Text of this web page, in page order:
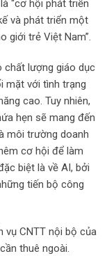
“cơ hội phát triển
và phát triển một
giới trẻ Việt Nam”.
chất lượng giáo dục
mặt với tình trạng
cao. Tuy nhiên,
hẹn sẽ mang đến
môi trường doanh
cơ hội để làm
biệt là về AI, bởi
tiến bộ công
vụ CNTT nội bộ của
thuê ngoài.